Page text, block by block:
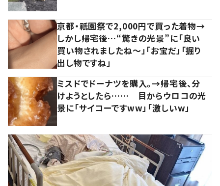
京都・祇園祭で2,000円で買った着物→
しかし帰宅後…“驚きの光景”に「良い
買い物されましたね～」「お宝だ」「掘り
出し物ですね」
ミスドでドーナツを購入。→帰宅後、分
けようとしたら…… 目からウロコの光
景に「サイコーですww」「激しいw」